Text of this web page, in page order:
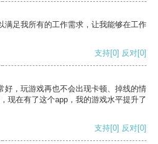
满足我所有的工作需求，让我能够在工作
支持[0] 反对[0]
好，玩游戏再也不会出现卡顿、掉线的情
现在有了这个app，我的游戏水平提升了
支持[0] 反对[0]